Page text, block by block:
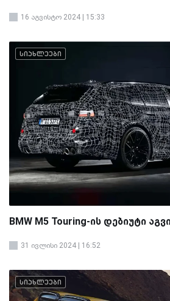
16 აგვისტო 2024 | 15:33
სიახლეები
BMW M5 Touring-ის დებიუტი
31 ივლისი 2024 | 16:52
სიახლეები